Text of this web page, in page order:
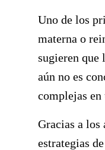
Uno de los
materna o
sugieren que
aún no es
complejas
Gracias a los
estrategias